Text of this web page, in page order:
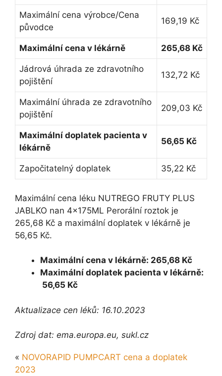
Maximální cena výrobce/Cena
původce
169,19 Kč
Maximální cena v lékárně 265,68 Kč
Jádrová úhrada ze zdravotního
pojištění
132,72 Kč
Maximální úhrada ze zdravotního
pojištění
209,03 Kč
Maximální doplatek pacienta v
lékárně
56,65 Kč
Započitatelný doplatek 35,22 Kč
Maximální cena léku NUTREGO FRUTY PLUS
JABLKO nan 4x175ML Perorální roztok je
265,68 Kč a maximální doplatek v lékárně je
56,65 Kč.
Maximální cena v lékárně: 265,68 Kč
Maximální doplatek pacienta v lékárně:
56,65 Kč
Aktualizace cen léků: 16.10.2023
Zdroj dat: ema.europa.eu, sukl.cz
« NOVORAPID PUMPCART cena a doplatek
2023